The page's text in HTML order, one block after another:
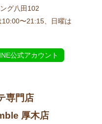
グ八田102
〜21:15、日曜は
公式アカウント
専門店
厚木店